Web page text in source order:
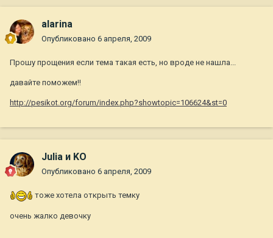
alarina
Опубликовано 6 апреля, 2009
Прошу прощения если тема такая есть, но вроде не нашла...
давайте поможем!!
http://pesikot.org/forum/index.php?showtopic=106624&st=0
Julia и KO
Опубликовано 6 апреля, 2009
тоже хотела открыть темку
очень жалко девочку